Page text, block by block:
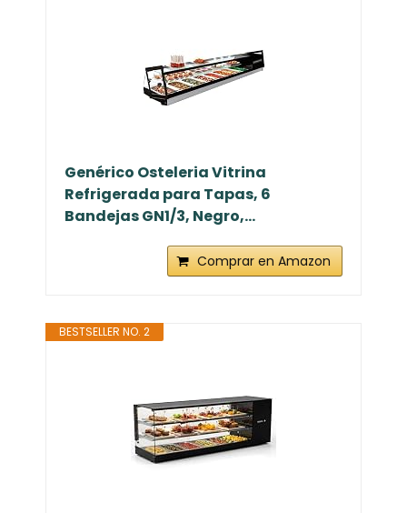
Genérico Osteleria Vitrina
Refrigerada para Tapas, 6
Bandejas GN1/3, Negro,...
Comprar en Amazon
BESTSELLER NO. 2